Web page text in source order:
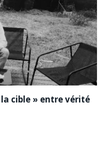
la cible » entre vérité